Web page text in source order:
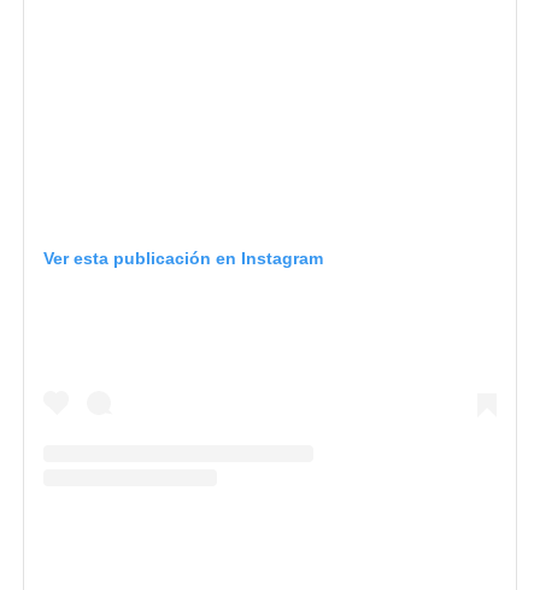
Ver esta publicación en Instagram